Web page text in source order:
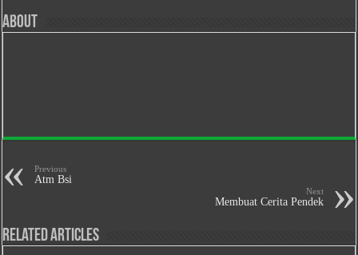
About
Previous
Atm Bsi
Next
Membuat Cerita Pendek
Related Articles